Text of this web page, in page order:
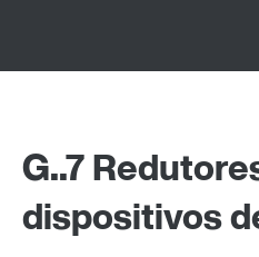
G..7
dispositivos